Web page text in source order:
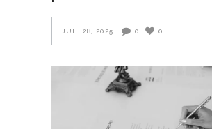
JUIL 28, 2025 0 0